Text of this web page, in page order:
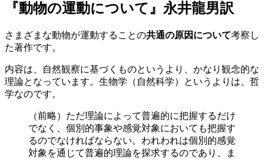
『動物の運動について』永井龍男訳
さまざまな動物が運動することの共通の原因について考察し
た著作です。
内容は、自然観察に基づくものというより、かなり観念的な
理論となっています。生物学（自然科学）というよりは、哲
学なのです。
（前略）ただ理論によって普遍的に把握するだけ
でなく、個別的事象や感覚対象においても把握す
るのでなければならない。われわれは個別的感覚
対象を通じて普遍的理論を探求するのであり、ま